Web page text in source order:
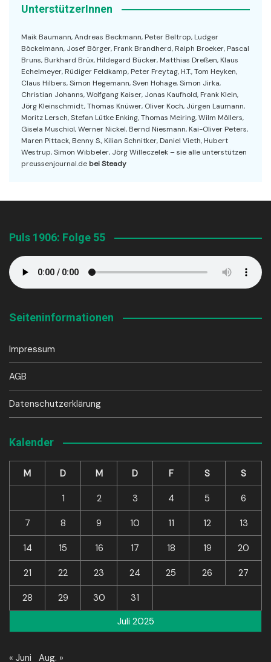
UnterstützerInnen
Maik Baumann, Andreas Beckmann, Peter Beltrop, Ludger
Böckelmann, Josef Börger, Frank Brandherd, Ralph Broeker, Pascal
Bruns, Burkhard Brüx, Hildegard Bücker, Matthias Dreßen, Klaus
Echelmeyer, Rüdiger Feldkamp, Peter Freytag, H.T., Tom Heyken,
Claus Hilbers, Simon Hegemann, Sven Hohage, Simon Jirka,
Christian Johanns, Wolfgang Kaiser, Jonas Kaufhold, Frank Klein,
Jörg Kleinschmidt, Thomas Knüwer, Oliver Koch, Jürgen Laumann,
Moritz Lersch, Stefan Lütke Enking, Thomas Meiring, Wilm Möllers,
Gisela Muschiol, Werner Nickel, Bernd Niesmann, Kai-Oliver Peters,
Maren Pittack, Benny S., Kilian Schnitker, Daniel Vieth, Hubert
Westrup, Simon Wibbeler, Jörg Willeczelek – sie alle unterstützen
preussenjournal.de bei Steady
Puls 1906: Folge 55
Seiteninformationen
Impressum
AGB
Datenschutzerklärung
Kalender
Juli 2025
M D M D F S S
1 2 3 4 5 6
7 8 9 10 11 12 13
14 15 16 17 18 19 20
21 22 23 24 25 26 27
28 29 30 31
« Juni Aug. »